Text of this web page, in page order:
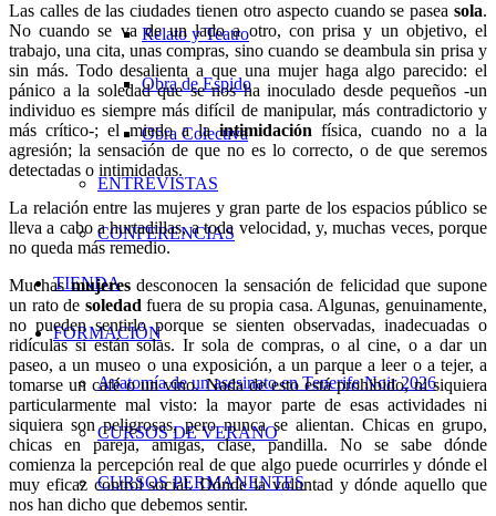
Relato y Teatro
Obra de Espido
Obra Colectiva
ENTREVISTAS
CONFERENCIAS
TIENDA
FORMACIÓN
Anatomía de un asesinato en Tenerife Noir 2026
CURSOS DE VERANO
CURSOS PERMANENTES
Las calles de las ciudades tienen otro aspecto cuando se pasea sola.
No cuando se va de un lado a otro, con prisa y un objetivo, el
trabajo, una cita, unas compras, sino cuando se deambula sin prisa y
sin más. Todo desalienta a que una mujer haga algo parecido: el
pánico a la soledad que se nos ha inoculado desde pequeños -un
individuo es siempre más difícil de manipular, más contradictorio y
más crítico-; el miedo a laintimidación física, cuando no a la
agresión; la sensación de que no es lo correcto, o de que seremos
detectadas o intimidadas.
La relación entre las mujeres y gran parte de los espacios público se
lleva a cabo a hurtadillas, a toda velocidad, y, muchas veces, porque
no queda más remedio.
Muchasmujeresdesconocen la sensación de felicidad que supone
un rato de soledad fuera de su propia casa. Algunas, genuinamente,
no pueden sentirlo porque se sienten observadas, inadecuadas o
ridículas si están solas. Ir sola de compras, o al cine, o a dar un
paseo, a un museo o una exposición, a un parque a leer o a tejer, a
tomarse un café o un vino. Nada de esto está prohibido, ni siquiera
particularmente mal visto: la mayor parte de esas actividades ni
siquiera son peligrosas, pero nunca se alientan. Chicas en grupo,
chicas en pareja, amigas, clase, pandilla. No se sabe dónde
comienza la percepción real de que algo puede ocurrirles y dónde el
muy eficaz control social. Dónde la voluntad y dónde aquello que
nos han dicho que debemos sentir.